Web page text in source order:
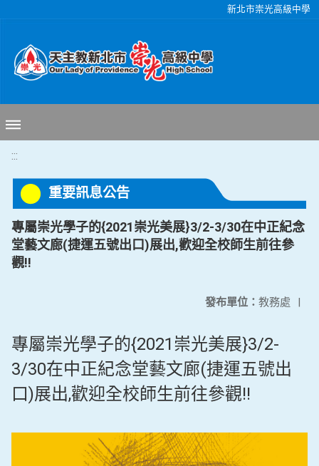
新北市崇光高級中學
:::
重要訊息公告
專屬崇光學子的{2021崇光美展}3/2-3/30在中正紀念
堂藝文廊(捷運五號出口)展出,歡迎全校師生前往參
觀!!
發布單位： 教務處 |
專屬崇光學子的{2021崇光美展}3/2-
3/30在中正紀念堂藝文廊(捷運五號出
口)展出,歡迎全校師生前往參觀!!